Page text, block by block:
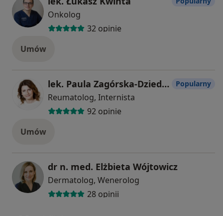
Onkolog
32 opinie
Umów
lek. Paula Zagórska-Dziedzic
Reumatolog, Internista
92 opinie
Popularny
Umów
dr n. med. Elżbieta Wójtowicz
Dermatolog, Wenerolog
28 opinii